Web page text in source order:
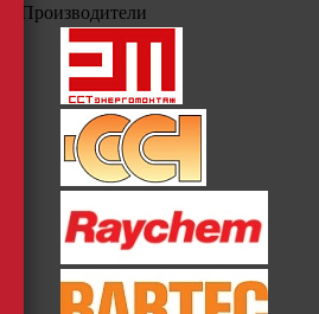
Производители